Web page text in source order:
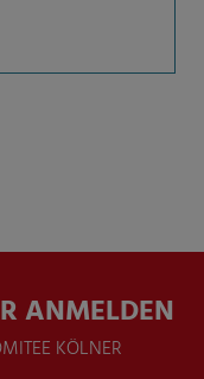
ANMELDEN
KÖLNER